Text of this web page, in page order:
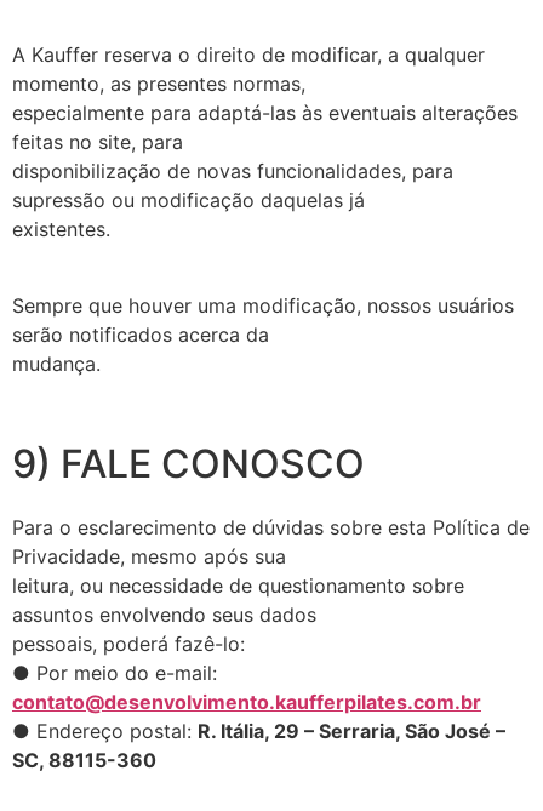
A Kauffer reserva o direito de modificar, a qualquer
momento, as presentes normas,
especialmente para adaptá-las às eventuais alterações
feitas no site, para
disponibilização de novas funcionalidades, para
supressão ou modificação daquelas já
existentes.
Sempre que houver uma modificação, nossos usuários
serão notificados acerca da
mudança.
9) FALE CONOSCO
Para o esclarecimento de dúvidas sobre esta Política de
Privacidade, mesmo após sua
leitura, ou necessidade de questionamento sobre
assuntos envolvendo seus dados
pessoais, poderá fazê-lo:
● Por meio do e-mail:
contato@desenvolvimento.kaufferpilates.com.br
● Endereço postal: R. Itália, 29 – Serraria, São José –
SC, 88115-360